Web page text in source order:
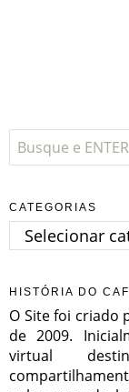
CATEGORIAS
Categorias
HISTÓRIA DO
O Site foi criado
de 2009.
virtual